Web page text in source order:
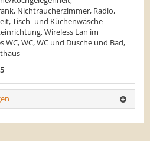
Nichtraucherzimmer, Radio,
Tisch- und Küchenwäsche
Wireless Lan im
WC, WC, WC und Dusche und Bad,